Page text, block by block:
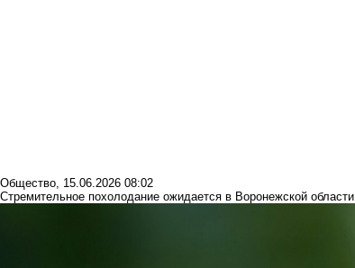
Общество, 15.06.2026 08:02
Стремительное похолодание ожидается в Воронежской области